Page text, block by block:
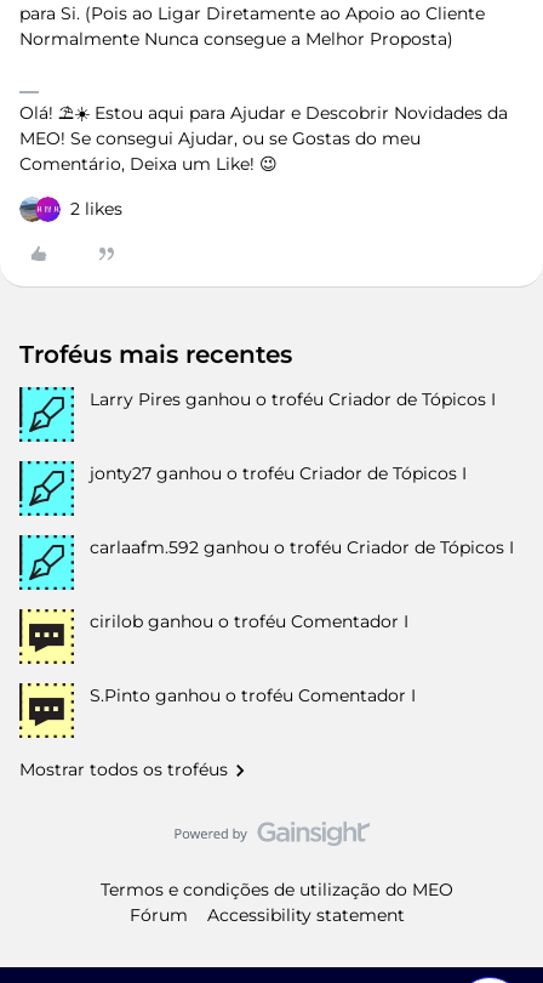
para Si. (Pois ao Ligar Diretamente ao Apoio ao Cliente
Normalmente Nunca consegue a Melhor Proposta)
Olá! ⛱️☀️ Estou aqui para Ajudar e Descobrir Novidades da
MEO! Se consegui Ajudar, ou se Gostas do meu
Comentário, Deixa um Like! 😉
2 likes
Troféus mais recentes
Larry Pires ganhou o troféu Criador de Tópicos I
jonty27 ganhou o troféu Criador de Tópicos I
carlaafm.592 ganhou o troféu Criador de Tópicos I
cirilob ganhou o troféu Comentador I
S.Pinto ganhou o troféu Comentador I
Mostrar todos os troféus
Termos e condições de utilização do MEO
Fórum
Accessibility statement